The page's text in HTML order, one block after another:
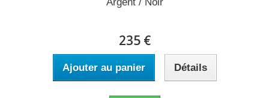
235 €
Ajouter au panier Détails